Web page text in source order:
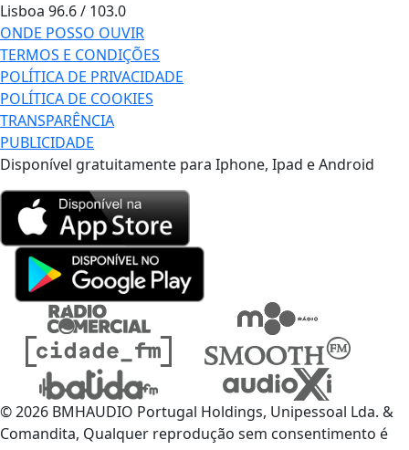
Lisboa 96.6 / 103.0
ONDE POSSO OUVIR
TERMOS E CONDIÇÕES
POLÍTICA DE PRIVACIDADE
POLÍTICA DE COOKIES
TRANSPARÊNCIA
PUBLICIDADE
Disponível gratuitamente para Iphone, Ipad e Android
© 2026 BMHAUDIO Portugal Holdings, Unipessoal Lda. &
Comandita, Qualquer reprodução sem consentimento é